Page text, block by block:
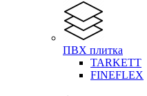
ПВХ плитка
TARKETT
FINEFLEX